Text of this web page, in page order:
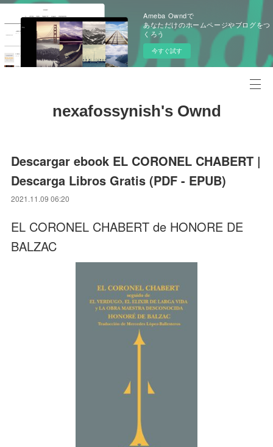
Ameba Owndで
あなただけのホームページやブログをつ
くろう
今すぐ試す
nexafossynish's Ownd
Descargar ebook EL CORONEL CHABERT |
Descarga Libros Gratis (PDF - EPUB)
2021.11.09 06:20
EL CORONEL CHABERT de HONORE DE
BALZAC